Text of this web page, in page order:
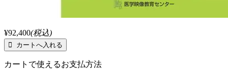
¥92,400(税込)
カートで使えるお支払方法